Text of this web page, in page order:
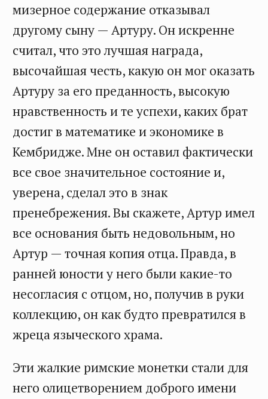
мизерное содержание отказывал
другому сыну — Артуру. Он искренне
считал, что это лучшая награда,
высочайшая честь, какую он мог оказать
Артуру за его преданность, высокую
нравственность и те успехи, каких брат
достиг в математике и экономике в
Кембридже. Мне он оставил фактически
все свое значительное состояние и,
уверена, сделал это в знак
пренебрежения. Вы скажете, Артур имел
все основания быть недовольным, но
Артур — точная копия отца. Правда, в
ранней юности у него были какие-то
несогласия с отцом, но, получив в руки
коллекцию, он как будто превратился в
жреца языческого храма.
Эти жалкие римские монетки стали для
него олицетворением доброго имени